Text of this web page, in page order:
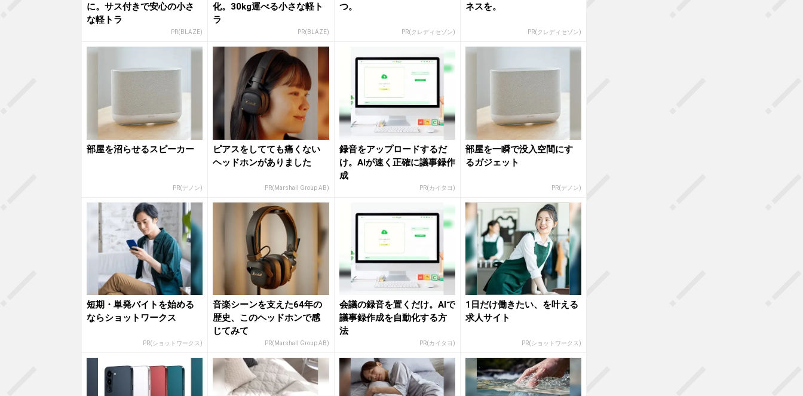
に。サス付きで安心の小さ
な軽トラ
PR(BLAZE)
化。30kg運べる小さな軽ト
ラ
PR(BLAZE)
つ。
PR(クレディセゾン)
ネスを。
PR(クレディセゾン)
部屋を沼らせるスピーカー
PR(デノン)
ピアスをしてても痛くない
ヘッドホンがありました
PR(Marshall Group AB)
録音をアップロードするだ
け。AIが速く正確に議事録作
成
PR(カイタヨ)
部屋を一瞬で没入空間にす
るガジェット
PR(デノン)
短期・単発バイトを始める
ならショットワークス
PR(ショットワークス)
音楽シーンを支えた64年の
歴史、このヘッドホンで感
じてみて
PR(Marshall Group AB)
会議の録音を置くだけ。AIで
議事録作成を自動化する方
法
PR(カイタヨ)
1日だけ働きたい、を叶える
求人サイト
PR(ショットワークス)